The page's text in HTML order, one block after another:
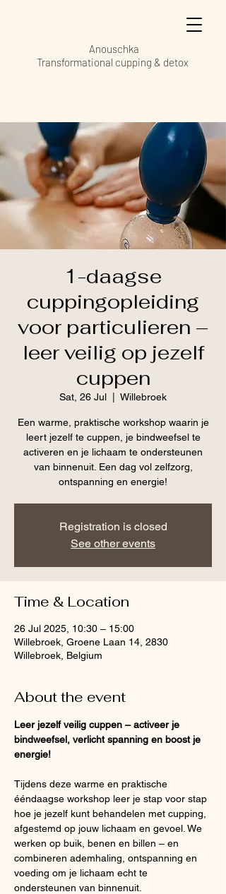
Anouschka
Transformational cupping & detox
1-daagse
cuppingopleiding
voor particulieren –
leer veilig op jezelf
cuppen
Sat, 26 Jul Willebroek
Een warme, praktische workshop waarin je
leert jezelf te cuppen, je bindweefsel te
activeren en je lichaam te ondersteunen
van binnenuit. Een dag vol zelfzorg,
ontspanning en energie!
Registration is closed
See other events
Time & Location
26 Jul 2025, 10:30 – 15:00
Willebroek, Groene Laan 14, 2830
Willebroek, Belgium
About the event
Leer jezelf veilig cuppen – activeer je
bindweefsel, verlicht spanning en boost je
energie!
Tijdens deze warme en praktische
ééndaagse workshop leer je stap voor stap
hoe je jezelf kunt behandelen met cupping,
afgestemd op jouw lichaam en gevoel. We
werken op buik, benen en billen – en
combineren ademhaling, ontspanning en
voeding om je lichaam echt te
ondersteunen van binnenuit.